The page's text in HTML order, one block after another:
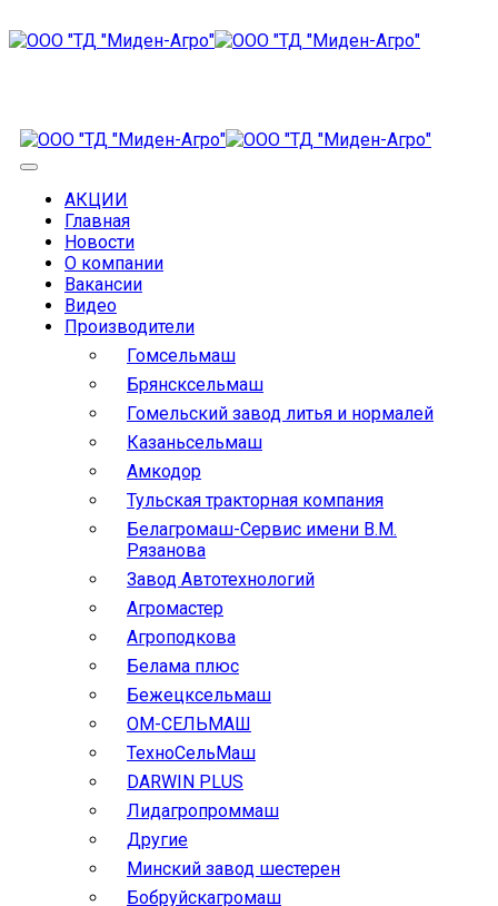
АКЦИИ
Главная
Новости
О компании
Вакансии
Видео
Производители
Гомсельмаш
Брянсксельмаш
Гомельский завод литья и нормалей
Казаньсельмаш
Амкодор
Тульская тракторная компания
Белагромаш-Сервис имени В.М.
Рязанова
Завод Автотехнологий
Агромастер
Агроподкова
Белама плюс
Бежецксельмаш
ОМ-СЕЛЬМАШ
ТехноСельМаш
DARWIN PLUS
Лидагропроммаш
Другие
Минский завод шестерен
Бобруйскагромаш